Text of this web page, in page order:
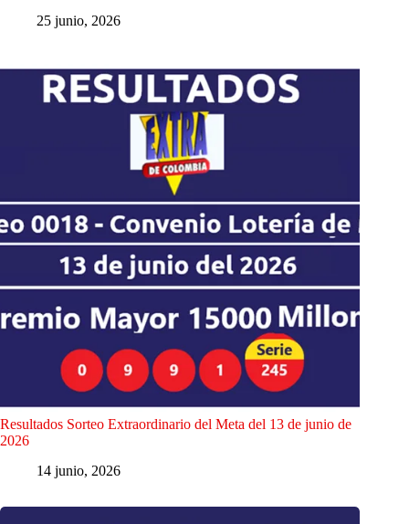
25 junio, 2026
Resultados Sorteo Extraordinario del Meta del 13 de junio de
2026
14 junio, 2026